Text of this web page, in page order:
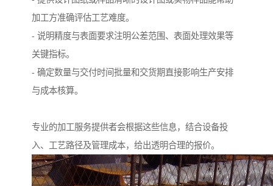
加工方准确评估工艺难度。
- 说明精度与表面要求注明公差范围、表面处理效果等
关键指标。
- 确定数量与交付时间批量和交货期直接影响生产安排
与成本核算。
专业的加工服务提供者会根据这些信息，结合设备投
入、工艺路径及管理成本，给出透明合理的报价。